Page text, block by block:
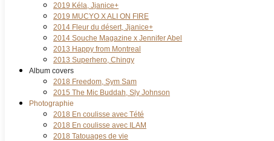
2019 Kéla, Jjanice+
2019 MUCYO X ALI ON FIRE
2014 Fleur du désert, Jjanice+
2014 Souche Magazine x Jennifer Abel
2013 Happy from Montreal
2013 Superhero, Chingy
Album covers
2018 Freedom, Sym Sam
2015 The Mic Buddah, Sly Johnson
Photographie
2018 En coulisse avec Tété
2018 En coulisse avec ILAM
2018 Tatouages de vie